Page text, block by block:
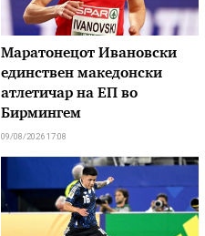
Маратонецот Ивановски
единствен македонски
атлетичар на ЕП во
Бирмингем
09/08/2026 17:08